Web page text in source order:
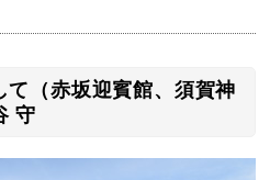
（赤坂迎賓館、須賀神
守